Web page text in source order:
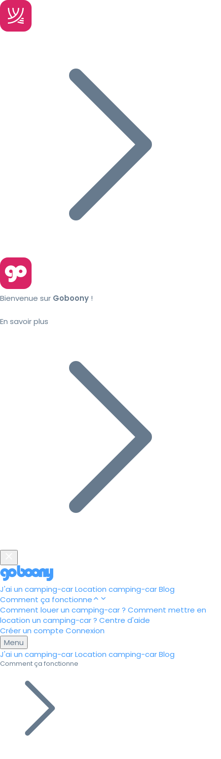
Bienvenue sur Goboony !
En savoir plus
J'ai un camping-carLocation camping-carBlog
Comment ça fonctionne
Comment louer un camping-car ? Comment mettre en
location un camping-car ? Centre d'aide
Créer un compte Connexion
Menu
J'ai un camping-carLocation camping-carBlog
Comment ça fonctionne